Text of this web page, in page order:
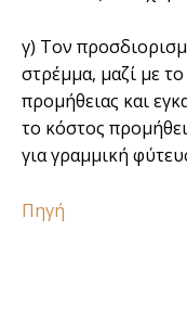
γ) Τον
στρέµµα, µαζί µε
προµήθειας και
το κόστος
για γραµµική
Πηγή